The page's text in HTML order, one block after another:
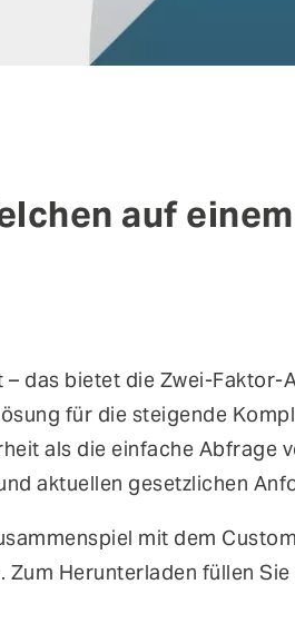
auf einem
das bietet die Zwei-Faktor-
für die steigende
als die einfache Abfrage
aktuellen gesetzlichen
mit dem
Herunterladen füllen